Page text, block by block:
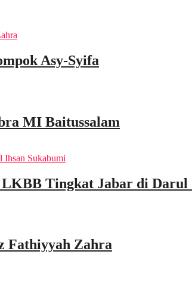
Asy-Syifa
MI Baitussalam
Tingkat Jabar di Darul
Fathiyyah Zahra